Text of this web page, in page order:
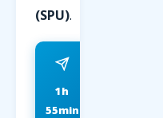
(SPU).
1h
55min